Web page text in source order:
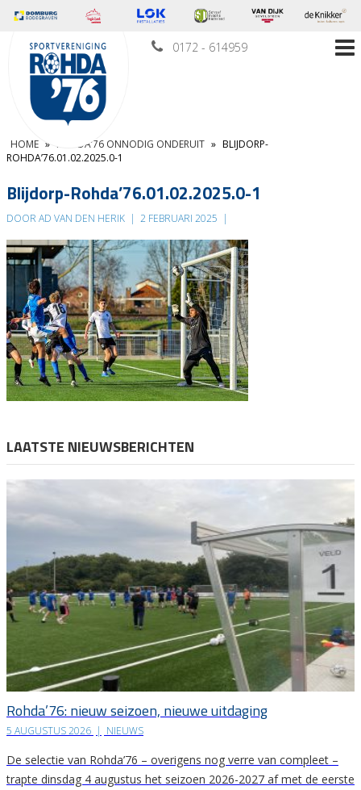
0172 - 614959
HOME » ROHDA’76 ONNODIG ONDERUIT » BLIJDORP-
ROHDA’76.01.02.2025.0-1
Blijdorp-Rohda’76.01.02.2025.0-1
DOOR AD VAN DEN HERIK | 2 FEBRUARI 2025 |
LAATSTE NIEUWSBERICHTEN
Rohda’76: nieuw seizoen, nieuwe uitdaging
5 AUGUSTUS 2026 | NIEUWS
De selectie van Rohda’76 – overigens nog verre van compleet –
trapte dinsdag 4 augustus het seizoen 2026-2027 af met de eerste